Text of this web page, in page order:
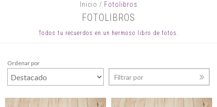
Inicio / Fotolibros
FOTOLIBROS
Todos tu recuerdos en un hermoso libro de fotos.
Ordenar por
Filtrar por